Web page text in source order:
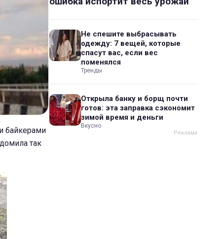
байкерами
так
Не спешите выбрасывать
одежду: 7 вещей, которые
спасут вас, если вес
поменялся
Тренды
Открыла банку и борщ почти
готов: эта заправка сэкономит
зимой время и деньги
Вкусно